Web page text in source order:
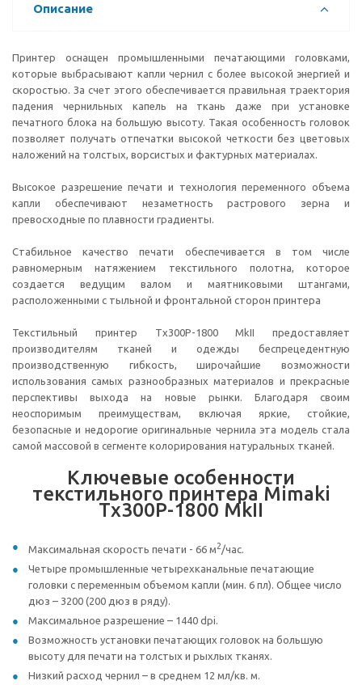
Описание
Принтер оснащен промышленными печатающими головками,
которые выбрасывают капли чернил с более высокой энергией и
скоростью. За счет этого обеспечивается правильная траектория
падения чернильных капель на ткань даже при установке
печатного блока на большую высоту. Такая особенность головок
позволяет получать отпечатки высокой четкости без цветовых
наложений на толстых, ворсистых и фактурных материалах.
Высокое разрешение печати и технология переменного объема
капли обеспечивают незаметность растрового зерна и
превосходные по плавности градиенты.
Стабильное качество печати обеспечивается в том числе
равномерным натяжением текстильного полотна, которое
создается ведущим валом и маятниковыми штангами,
расположенными с тыльной и фронтальной сторон принтера
Текстильный принтер Tх300P-1800 MkII предоставляет
производителям тканей и одежды беспрецедентную
производственную гибкость, широчайшие возможности
использования самых разнообразных материалов и прекрасные
перспективы выхода на новые рынки. Благодаря своим
неоспоримым преимуществам, включая яркие, стойкие,
безопасные и недорогие оригинальные чернила эта модель стала
самой массовой в сегменте колорирования натуральных тканей.
Ключевые особенности
текстильного принтера Mimaki
Tx300P-1800 MkII
Максимальная скорость печати - 66 м2/час.
Четыре промышленные четырехканальные печатающие
головки с переменным объемом капли (мин. 6 пл). Общее число
дюз – 3200 (200 дюз в ряду).
Максимальное разрешение – 1440 dpi.
Возможность установки печатающих головок на большую
высоту для печати на толстых и рыхлых тканях.
Низкий расход чернил – в среднем 12 мл/кв. м.